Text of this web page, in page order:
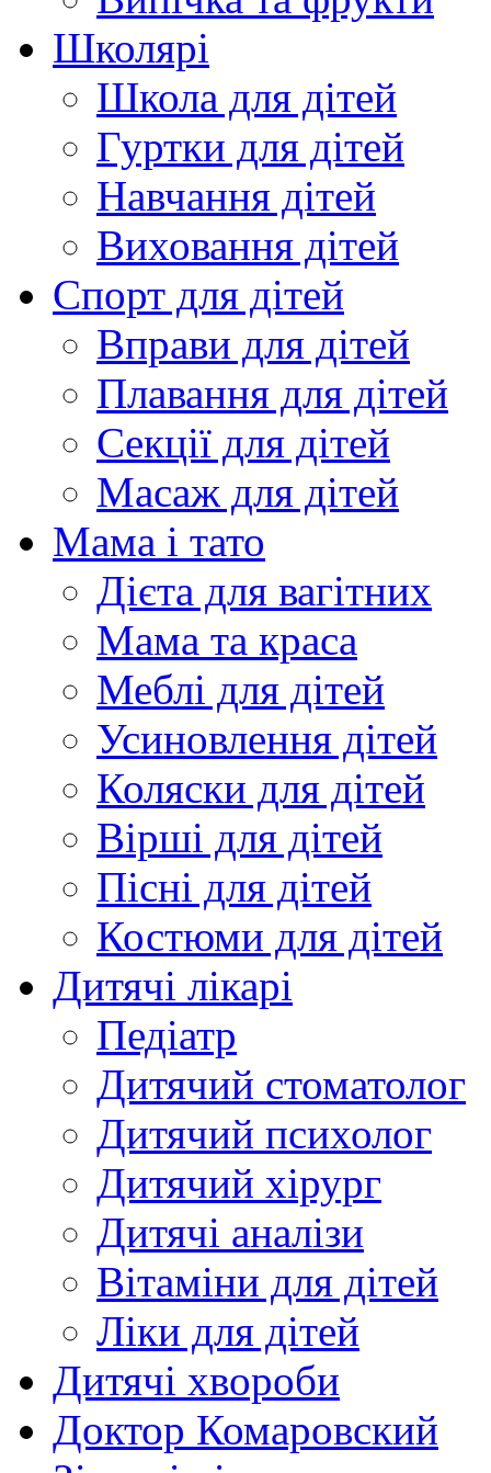
Школярі
Школа для дітей
Гуртки для дітей
Навчання дітей
Виховання дітей
Спорт для дітей
Вправи для дітей
Плавання для дітей
Секції для дітей
Масаж для дітей
Мама і тато
Дієта для вагітних
Мама та краса
Меблі для дітей
Усиновлення дітей
Коляски для дітей
Вірші для дітей
Пісні для дітей
Костюми для дітей
Дитячі лікарі
Педіатр
Дитячий стоматолог
Дитячий психолог
Дитячий хірург
Дитячі аналізи
Вітаміни для дітей
Ліки для дітей
Дитячі хвороби
Доктор Комаровский